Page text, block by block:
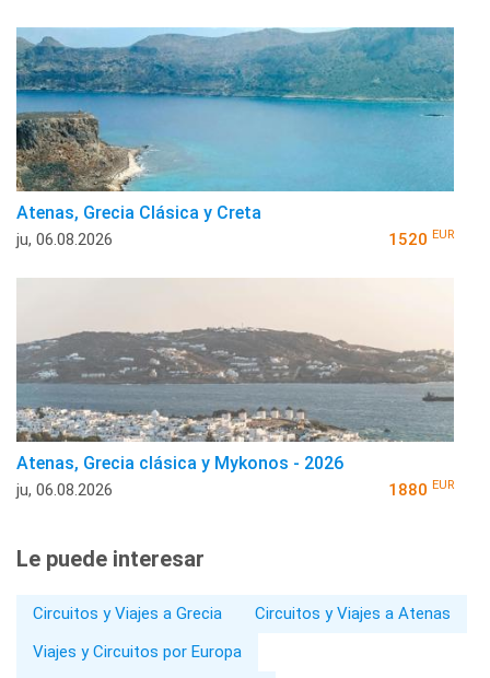
Atenas, Grecia Clásica y Creta
ju, 06.08.2026 1520 EUR
Atenas, Grecia clásica y Mykonos - 2026
ju, 06.08.2026 1880 EUR
Le puede interesar
Circuitos y Viajes a Grecia
Circuitos y Viajes a Atenas
Viajes y Circuitos por Europa